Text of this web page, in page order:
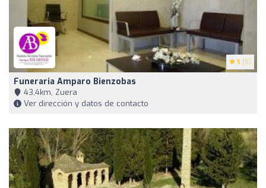
5 (5)
Funeraria Amparo Bienzobas
43,4km, Zuera
Ver dirección y datos de contacto